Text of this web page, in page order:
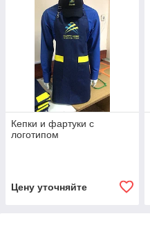
Кепки и фартуки с
логотипом
Цену уточняйте